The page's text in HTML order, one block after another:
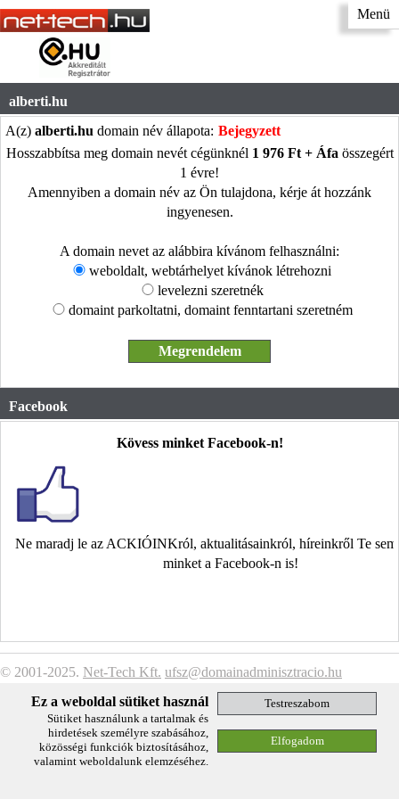
Menü
alberti.hu
A(z) alberti.hu domain név állapota: Bejegyzett
Hosszabbítsa meg domain nevét cégünknél 1 976 Ft + Áfa összegért
1 évre!
Amennyiben a domain név az Ön tulajdona, kérje át hozzánk
ingyenesen.
A domain nevet az alábbira kívánom felhasználni:
weboldalt, webtárhelyet kívánok létrehozni
levelezni szeretnék
domaint parkoltatni, domaint fenntartani szeretném
Facebook
Kövess minket Facebook-n!
Ne maradj le az ACKIÓINKról, aktualitásainkról, híreinkről Te
minket a Facebook-n is!
© 2001-2025. Net-Tech Kft. ufsz@domainadminisztracio.hu
Ez a weboldal sütiket használ
Sütiket használunk a tartalmak és
hirdetések személyre szabásához,
közösségi funkciók biztosításához,
valamint weboldalunk elemzéséhez.